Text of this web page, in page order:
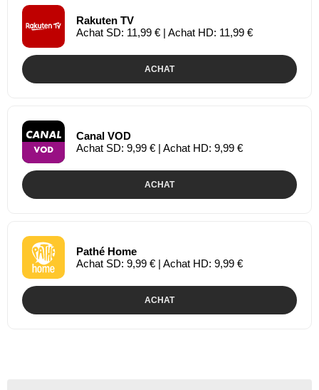
Rakuten TV
Achat SD: 11,99 € | Achat HD: 11,99 €
ACHAT
Canal VOD
Achat SD: 9,99 € | Achat HD: 9,99 €
ACHAT
Pathé Home
Achat SD: 9,99 € | Achat HD: 9,99 €
ACHAT